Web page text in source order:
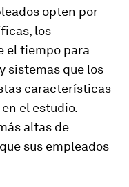
opten por
los
el tiempo para
sistemas que los
características
el estudio.
altas de
sus empleados